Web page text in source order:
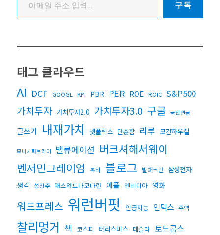
구독
태그 클라우드
AI DCF GOOGL KPI PBR PER ROE ROIC S&P500
가치투자 가치투자2.0 가치투자3.0 구글 국민연금
글쓰기 내재가치 넷플릭스 단순함 리루 모건하우절
모니시파브라이 밸류에이션 버크셔해서웨이
벤저민그레이엄
복리 블로그 빌애크먼 삼성전자
생각 성장주 애스워드다모다란 애플 엔비디아 영화
워드프레스 워런버핏 인공지능 인덱스 주역
찰리멍거 책 코스피 테리스미스 테슬라 토드콤스